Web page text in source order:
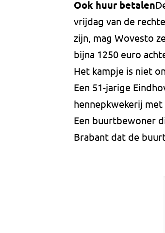
Ook huur betalen
vrijdag van de
zijn, mag Wovesto
bijna 1250 euro
Het kampje is niet
Een 51-jarige
hennepkwekerij
Een buurtbewoner
Brabant dat de